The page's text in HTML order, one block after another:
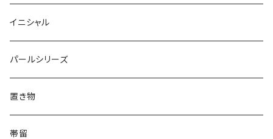
ネックレス
リング
Square
てんとう虫
Square
Round
てんとう虫
Animal
うさぎ
パンダ
鏡
Pattern
猫
犬
Lips
鏡
Pattern
house
Animal
てんとう虫
Food
Pattern
Flower
Round
てんとう虫
animal
イニシャル
パールシリーズ
置き物
帯留